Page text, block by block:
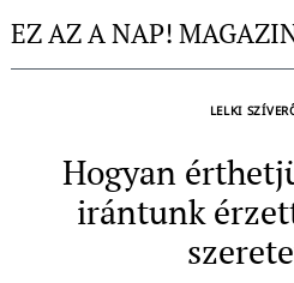
toEZ AZ A NAP!
LELKI
Hogyan
irántunk